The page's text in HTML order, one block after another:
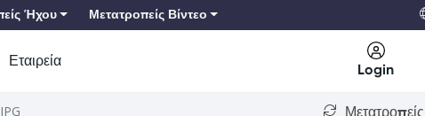
Ήχου Μετατροπείς Βίντεο
Εταιρεία
Login
Μετατροπείς